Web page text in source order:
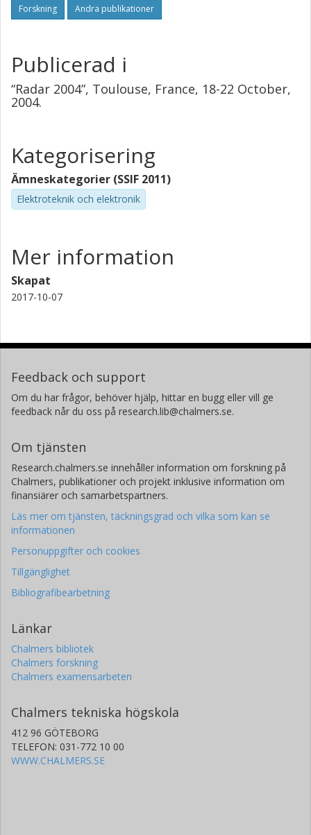
Forskning Andra publikationer
Publicerad i
“Radar 2004”, Toulouse, France, 18-22 October,
2004.
Kategorisering
Ämneskategorier (SSIF 2011)
Elektroteknik och elektronik
Mer information
Skapat
2017-10-07
Feedback och support
Om du har frågor, behöver hjälp, hittar en bugg eller vill ge
feedback når du oss på research.lib@chalmers.se.
Om tjänsten
Research.chalmers.se innehåller information om forskning på
Chalmers, publikationer och projekt inklusive information om
finansiärer och samarbetspartners.
Läs mer om tjänsten, täckningsgrad och vilka som kan se
informationen
Personuppgifter och cookies
Tillgänglighet
Bibliografibearbetning
Länkar
Chalmers bibliotek
Chalmers forskning
Chalmers examensarbeten
Chalmers tekniska högskola
412 96 GÖTEBORG
TELEFON: 031-772 10 00
WWW.CHALMERS.SE